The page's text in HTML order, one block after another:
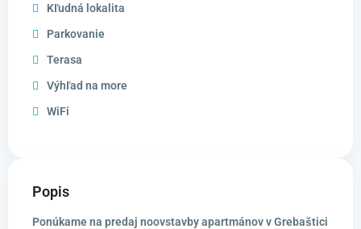
Kľudná lokalita
Parkovanie
Terasa
Výhľad na more
WiFi
Popis
Ponúkame na predaj noovstavby apartmánov v Grebaštici